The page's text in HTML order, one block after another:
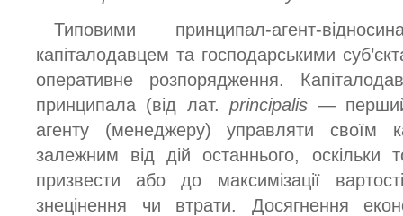
Типовими принципал-агент-
капіталодавцем та господарськими
оперативне розпорядження.
принципала (від лат. principalis —
агенту (менеджеру) управляти своїм
залежним від дій останнього, оскільки
призвести або до максимізації
знецінення чи втрати. Досягнення